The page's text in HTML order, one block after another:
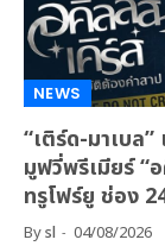
NEWS
“เติร์ด-มาเบล
มูฟวี่พรีเมียร์ “
ทรูโฟร์ยู ช่อง
Bysl 04/08/2026